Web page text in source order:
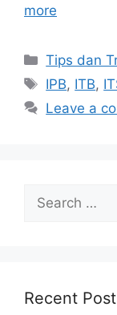
more
Tips dan
IPB, ITB,
Leave a
Recent